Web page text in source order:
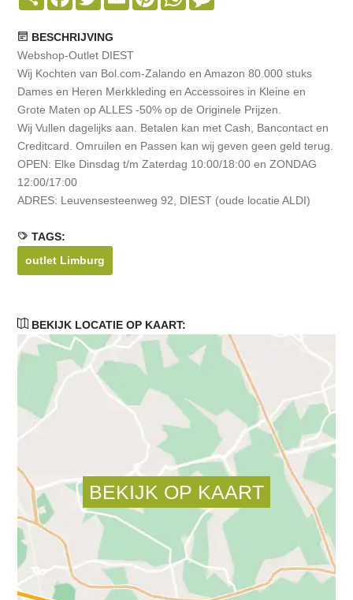
BESCHRIJVING
Webshop-Outlet DIEST
Wij Kochten van Bol.com-Zalando en Amazon 80.000 stuks
Dames en Heren Merkkleding en Accessoires in Kleine en
Grote Maten op ALLES -50% op de Originele Prijzen.
Wij Vullen dagelijks aan. Betalen kan met Cash, Bancontact en
Creditcard. Omruilen en Passen kan wij geven geen geld terug.
OPEN: Elke Dinsdag t/m Zaterdag 10:00/18:00 en ZONDAG
12:00/17:00
ADRES: Leuvensesteenweg 92, DIEST (oude locatie ALDI)
TAGS:
outlet Limburg
BEKIJK LOCATIE OP KAART: